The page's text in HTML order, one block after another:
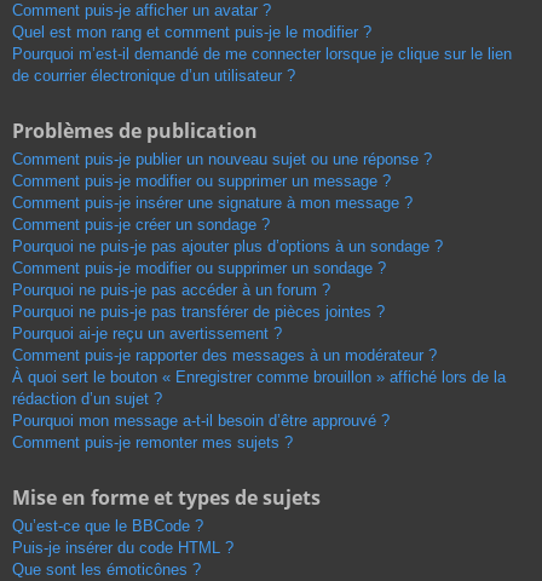
Comment puis-je afficher un avatar ?
Quel est mon rang et comment puis-je le modifier ?
Pourquoi m’est-il demandé de me connecter lorsque je clique sur le lien
de courrier électronique d’un utilisateur ?
Problèmes de publication
Comment puis-je publier un nouveau sujet ou une réponse ?
Comment puis-je modifier ou supprimer un message ?
Comment puis-je insérer une signature à mon message ?
Comment puis-je créer un sondage ?
Pourquoi ne puis-je pas ajouter plus d’options à un sondage ?
Comment puis-je modifier ou supprimer un sondage ?
Pourquoi ne puis-je pas accéder à un forum ?
Pourquoi ne puis-je pas transférer de pièces jointes ?
Pourquoi ai-je reçu un avertissement ?
Comment puis-je rapporter des messages à un modérateur ?
À quoi sert le bouton « Enregistrer comme brouillon » affiché lors de la
rédaction d’un sujet ?
Pourquoi mon message a-t-il besoin d’être approuvé ?
Comment puis-je remonter mes sujets ?
Mise en forme et types de sujets
Qu’est-ce que le BBCode ?
Puis-je insérer du code HTML ?
Que sont les émoticônes ?